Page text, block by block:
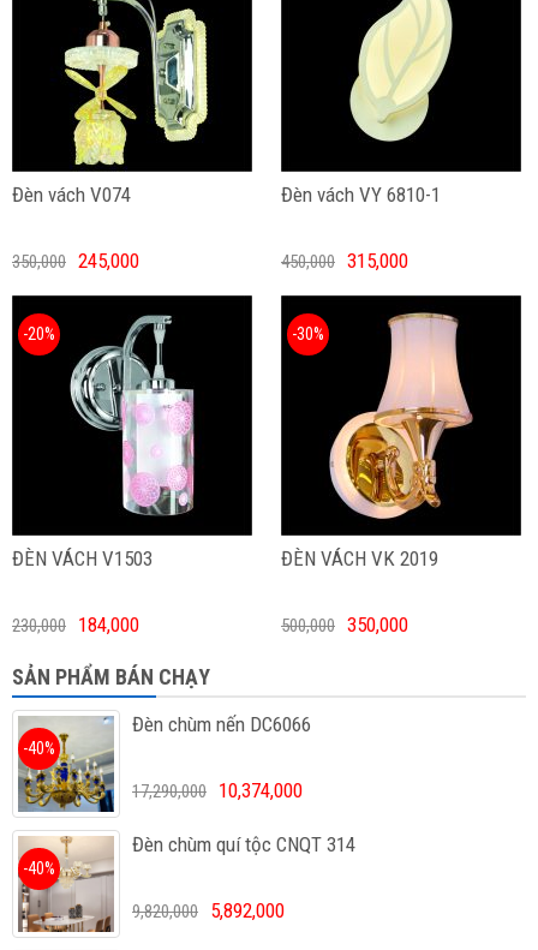
Đèn vách V074
350,000 245,000
Đèn vách VY 6810-1
450,000 315,000
ĐÈN VÁCH V1503
-20%
230,000 184,000
ĐÈN VÁCH VK 2019
-30%
500,000 350,000
SẢN PHẨM BÁN CHẠY
Đèn chùm nến DC6066
-40%
17,290,000 10,374,000
Đèn chùm quí tộc CNQT 314
-40%
9,820,000 5,892,000